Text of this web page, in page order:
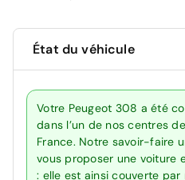
État du véhicule
Votre Peugeot 308 a été
dans l’un de nos centres
France. Notre savoir-faire
vous proposer une voiture
: elle est ainsi couverte par